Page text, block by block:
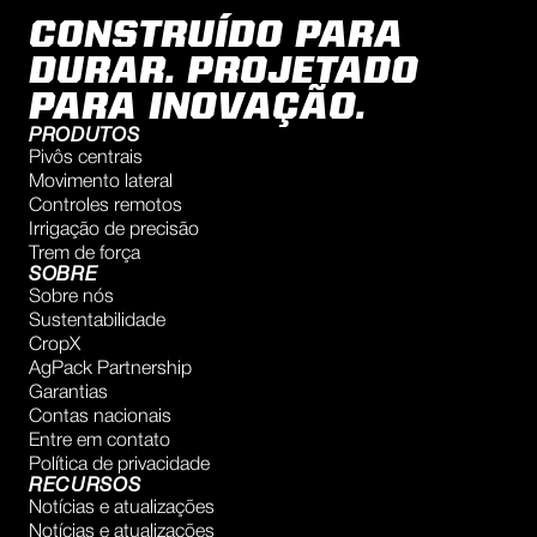
CONSTRUÍDO PARA
DURAR. PROJETADO
PARA INOVAÇÃO.
PRODUTOS
Pivôs centrais
Movimento lateral
Controles remotos
Irrigação de precisão
Trem de força
SOBRE
Sobre nós
Sustentabilidade
CropX
AgPack Partnership
Garantias
Contas nacionais
Entre em contato
Política de privacidade
RECURSOS
Notícias e atualizações
Notícias e atualizações